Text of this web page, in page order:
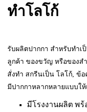
ทำโลโก้
รับผลิตปากกา สำหรับทำเ
ลูกค้า ของขวัญ หรือของส
สั่งทำ สกรีนเป็น โลโก้, ข้
มีปากกาหลากหลายแบบให้
มีโรงงานผลิต พ